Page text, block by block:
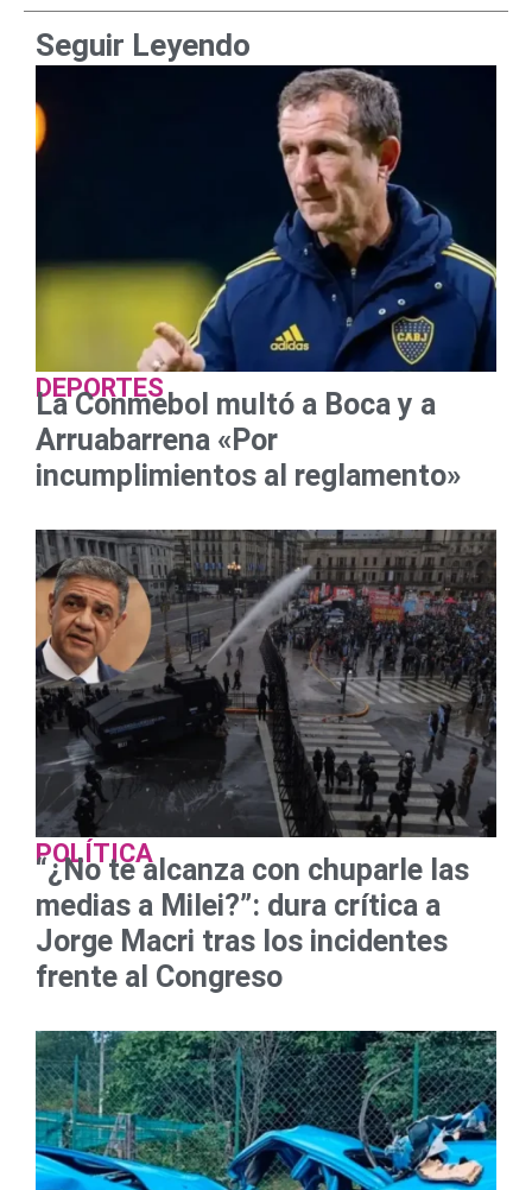
Seguir Leyendo
DEPORTES
La Conmebol multó a Boca y a
Arruabarrena «Por
incumplimientos al reglamento»
POLÍTICA
“¿No te alcanza con chuparle las
medias a Milei?”: dura crítica a
Jorge Macri tras los incidentes
frente al Congreso